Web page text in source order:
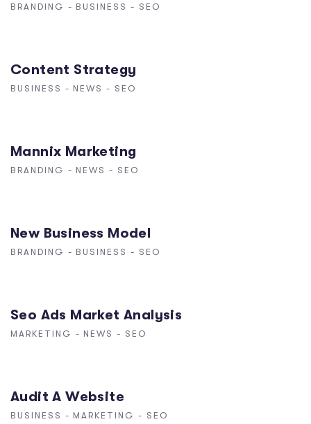
BRANDING - BUSINESS - SEO
Content Strategy
BUSINESS - NEWS - SEO
Mannix Marketing
BRANDING - NEWS - SEO
New Business Model
BRANDING - BUSINESS - SEO
Seo Ads Market Analysis
MARKETING - NEWS - SEO
Audit A Website
BUSINESS - MARKETING - SEO